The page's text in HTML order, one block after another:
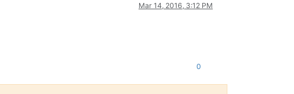
Mar 14, 2016, 3:12 PM
0